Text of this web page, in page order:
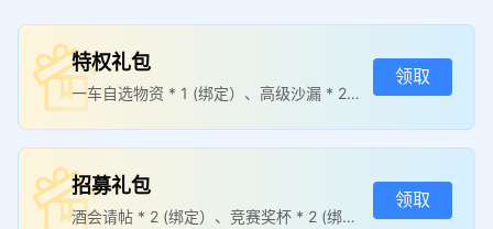
26年08月15日 仅可在MuMu渠道
《帝国雄师》使用
领 取
《帝国雄师》使用
¥300
活动时间：2026年07月16日 - 20
26年08月15日 仅可在MuMu渠道
《帝国雄师》使用
特权礼包
一车自选物资 * 1 (绑定）、高级沙漏 * 2
(绑定）、飞龙行军 *2 (绑定）、高级训兵
领取
招募礼包
酒会请帖 * 2 (绑定）、竞赛奖杯 * 2 (绑
领取